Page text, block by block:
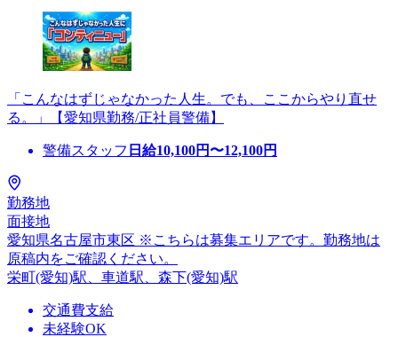
「こんなはずじゃなかった人生。でも、ここからやり直せ
る。」【愛知県勤務/正社員警備】
警備スタッフ 日給10,100円〜12,100円
勤務地
面接地
愛知県名古屋市東区 ※こちらは募集エリアです。勤務地は
原稿内をご確認ください。
栄町(愛知)駅、車道駅、森下(愛知)駅
交通費支給
未経験OK